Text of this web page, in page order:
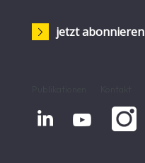
jetzt abonnieren
 